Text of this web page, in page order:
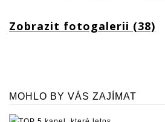
Zobrazit fotogalerii (38)
MOHLO BY VÁS ZAJÍMAT